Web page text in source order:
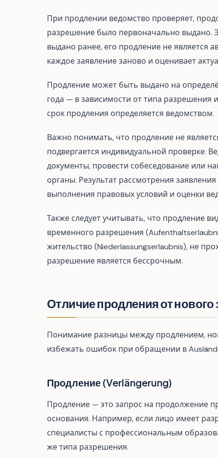
При продлении ведомство проверяет,
разрешение было первоначально выдано.
выдано ранее, его продление не является
каждое заявление заново и оценивает
Продление может быть выдано на
года — в зависимости от типа разрешения
срок продления определяется ведомством.
Важно понимать, что продление не
подвергается индивидуальной проверке.
документы, провести собеседование или
органы. Результат рассмотрения
выполнения правовых условий и оценки
Также следует учитывать, что продление
временного разрешения
жительство (Niederlassungserlaubnis), не
разрешение является бессрочным.
Отличие продления от нового
Понимание разницы между продлением,
избежать ошибок при обращении в
Продление (Verlängerung)
Продление — это запрос на продолжение
основания. Например, если лицо имеет
специалисты с профессиональным
же типа разрешения.